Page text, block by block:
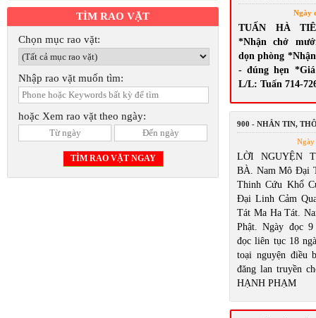
TÌM RAO VẶT
Chọn mục rao vặt:
Nhập rao vặt muốn tìm:
hoặc Xem rao vặt theo ngày:
Ngày
TUẤN HÀ
*Nhận chở
dọn phòng
- đúng hẹn
L/L: Tuấn 714-
900 - NHẮN TIN,
Ngày
LỜI NGUYỆN
BÀ. Nam Mô Đại
Thinh Cứu Khổ
Đại Linh Cảm
Tát Ma Ha Tát.
Phật. Ngày đọc
đọc liên tục 18
toại nguyện điều
đăng lan truyền
HẠNH PHẠM